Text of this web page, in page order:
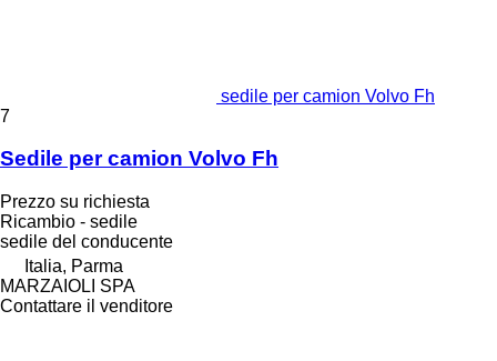
sedile per camion Volvo Fh
7
Sedile per camion Volvo Fh
Prezzo su richiesta
Ricambio - sedile
sedile del conducente
Italia, Parma
MARZAIOLI SPA
Contattare il venditore